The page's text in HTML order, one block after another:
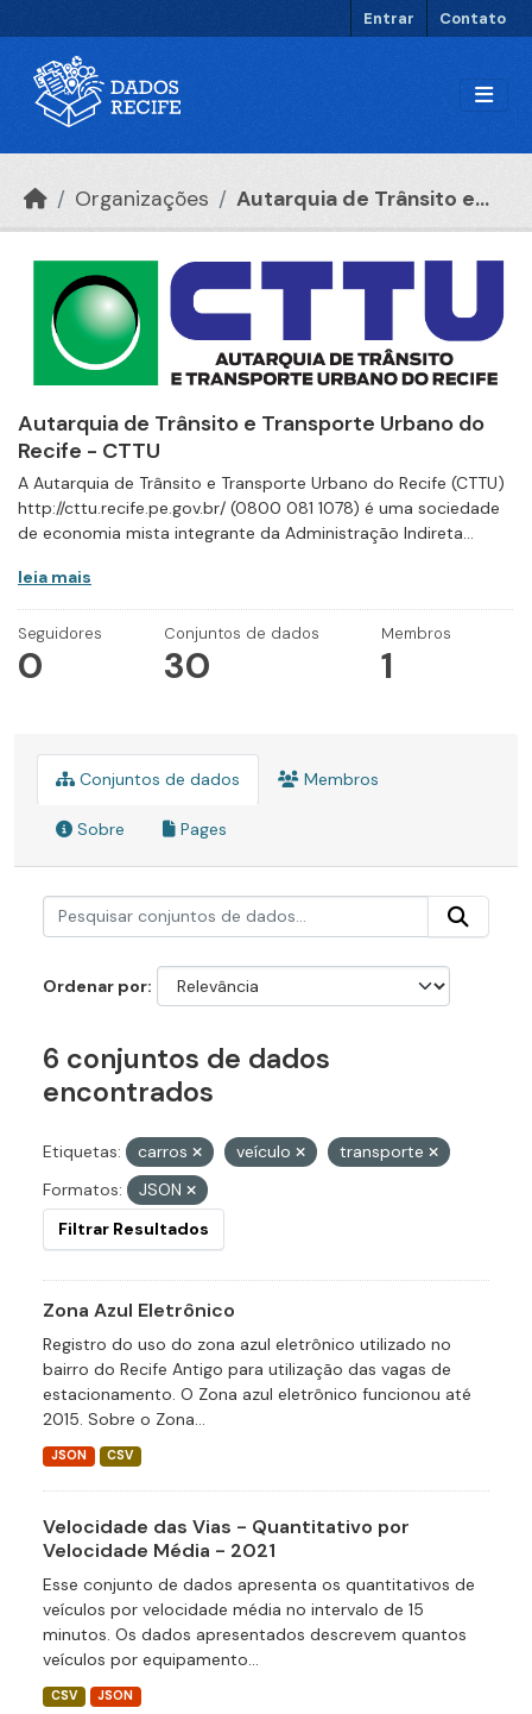
Entrar Contato
Organizações Autarquia de Trânsito e...
Autarquia de Trânsito e Transporte Urbano do
Recife - CTTU
A Autarquia de Trânsito e Transporte Urbano do Recife (CTTU)
http://cttu.recife.pe.gov.br/ (0800 081 1078) é uma sociedade
de economia mista integrante da Administração Indireta...
leia mais
Seguidores
0
Conjuntos de dados
30
Membros
1
Conjuntos de dados Membros
Sobre Pages
Ordenar por
6 conjuntos de dados
encontrados
Etiquetas: carros veículo
transporte
Formatos:
JSON
Filtrar Resultados
Zona Azul Eletrônico
Registro do uso do zona azul eletrônico utilizado no
bairro do Recife Antigo para utilização das vagas de
estacionamento. O Zona azul eletrônico funcionou até
2015. Sobre o Zona...
JSON CSV
Velocidade das Vias - Quantitativo por
Velocidade Média - 2021
Esse conjunto de dados apresenta os quantitativos de
veículos por velocidade média no intervalo de 15
minutos. Os dados apresentados descrevem quantos
veículos por equipamento...
CSV JSON